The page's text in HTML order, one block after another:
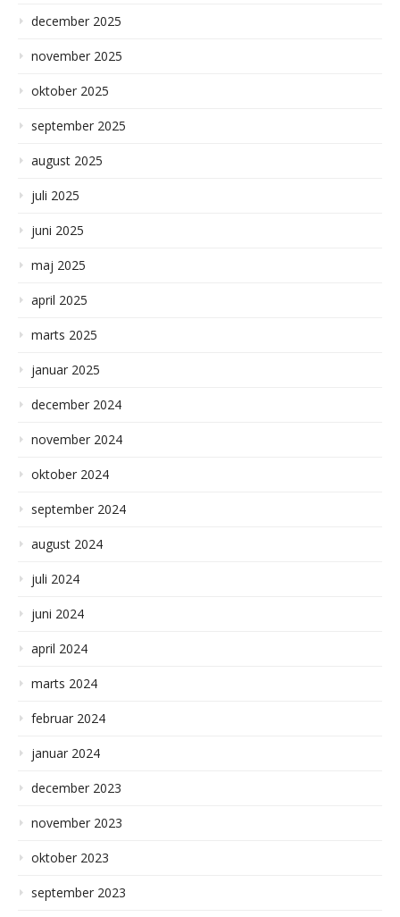
december 2025
november 2025
oktober 2025
september 2025
august 2025
juli 2025
juni 2025
maj 2025
april 2025
marts 2025
januar 2025
december 2024
november 2024
oktober 2024
september 2024
august 2024
juli 2024
juni 2024
april 2024
marts 2024
februar 2024
januar 2024
december 2023
november 2023
oktober 2023
september 2023